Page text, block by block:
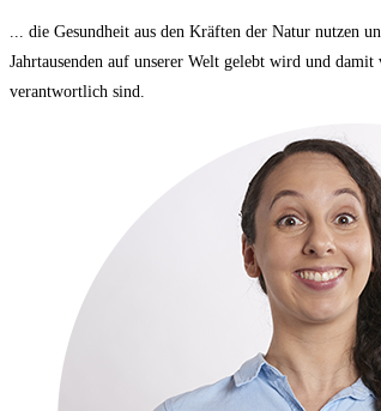
... die Gesundheit aus den Kräften der Natur nutzen
Jahrtausenden auf unserer Welt gelebt wird und
verantwortlich sind.